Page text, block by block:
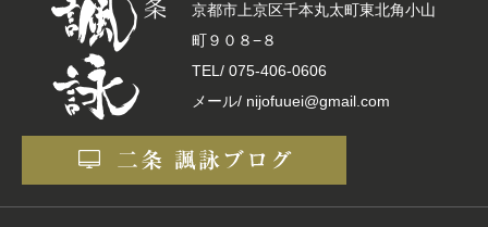
京都市上京区千本丸太町東北角小山
町９０８−８
TEL/ 075-406-0606
メール/ nijofuuei@gmail.com